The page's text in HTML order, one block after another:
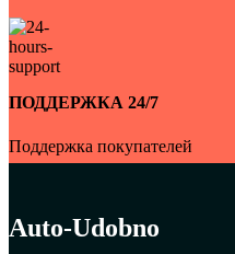
ПОДДЕРЖКА 24/7
Поддержка покупателей
Auto-Udobno